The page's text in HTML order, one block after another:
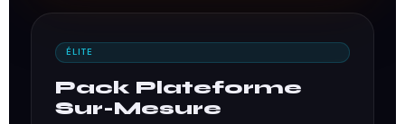
ÉLITE
Pack Plateforme
Sur-Mesure